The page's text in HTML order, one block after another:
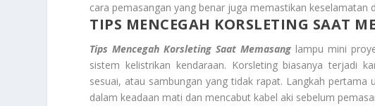
cara pemasangan yang benar juga memastikan keselamatan
TIPS MENCEGAH KORSLETING SAAT
Tips Mencegah Korsleting Saat Memasanglampu mini
sistem kelistrikan kendaraan. Korsleting biasanya terjadi
sesuai, atau sambungan yang tidak rapat. Langkah
dalam keadaan mati dan mencabut kabel aki sebelum